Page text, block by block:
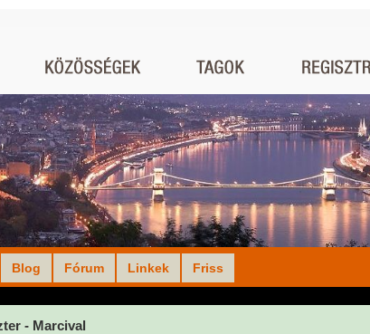
Blog Fórum Linkek Friss
- Marcival